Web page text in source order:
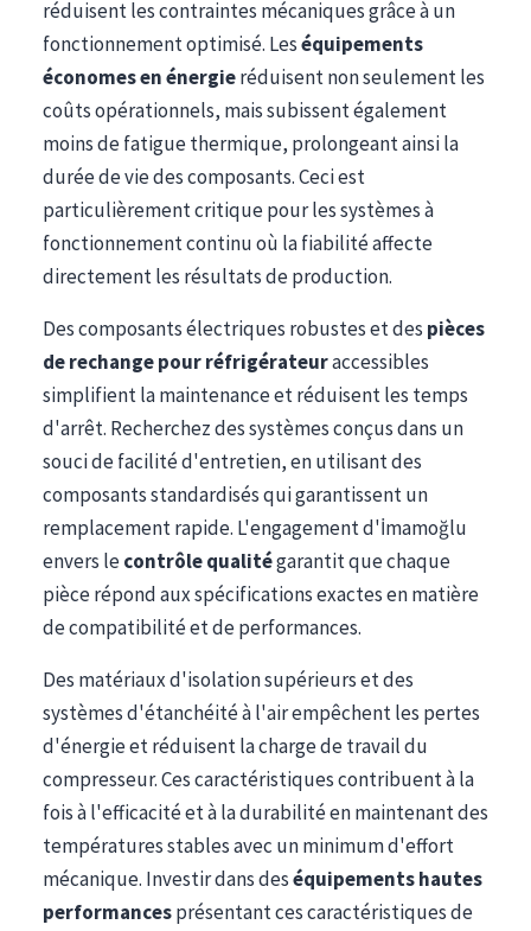
réduisent les contraintes mécaniques grâce à un
fonctionnement optimisé. Leséquipements
économes en énergieréduisent non seulement les
coûts opérationnels, mais subissent également
moins de fatigue thermique, prolongeant ainsi la
durée de vie des composants. Ceci est
particulièrement critique pour les systèmes à
fonctionnement continu où la fiabilité affecte
directement les résultats de production.
Des composants électriques robustes et des pièces
de rechange pour réfrigérateuraccessibles
simplifient la maintenance et réduisent les temps
d'arrêt. Recherchez des systèmes conçus dans un
souci de facilité d'entretien, en utilisant des
composants standardisés qui garantissent un
remplacement rapide. L'engagement d'İmamoğlu
envers lecontrôle qualitégarantit que chaque
pièce répond aux spécifications exactes en matière
de compatibilité et de performances.
Des matériaux d'isolation supérieurs et des
systèmes d'étanchéité à l'air empêchent les pertes
d'énergie et réduisent la charge de travail du
compresseur. Ces caractéristiques contribuent à la
fois à l'efficacité et à la durabilité en maintenant des
températures stables avec un minimum d'effort
mécanique. Investir dans deséquipements hautes
performancesprésentant ces caractéristiques de